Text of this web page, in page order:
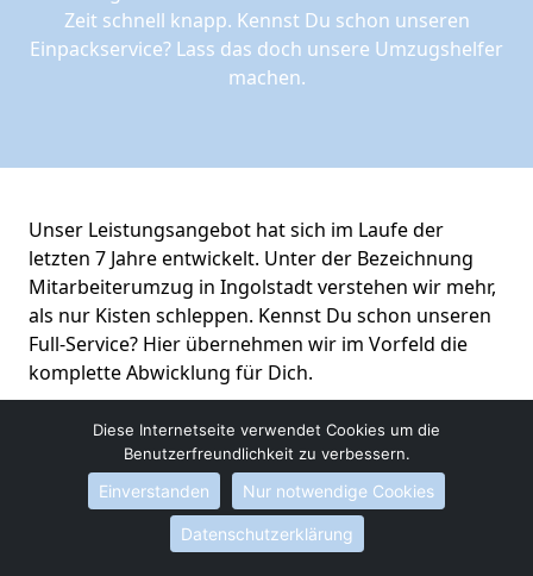
Zeit schnell knapp. Kennst Du schon unseren
Einpackservice? Lass das doch unsere Umzugshelfer
machen.
Unser Leistungsangebot hat sich im Laufe der
letzten 7 Jahre entwickelt. Unter der Bezeichnung
Mitarbeiterumzug in Ingolstadt verstehen wir mehr,
als nur Kisten schleppen. Kennst Du schon unseren
Full-Service? Hier übernehmen wir im Vorfeld die
komplette Abwicklung für Dich.
Kostenloses Angebot erhalten
Diese Internetseite verwendet Cookies um die
Benutzerfreundlichkeit zu verbessern.
Einverstanden Nur notwendige Cookies
Datenschutzerklärung